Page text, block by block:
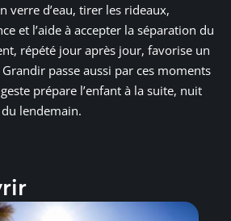
verre d’eau, tirer les rideaux,
et l’aide à accepter la séparation du
répété jour après jour, favorise un
passe aussi par ces moments
prépare l’enfant à la suite, nuit
lendemain.